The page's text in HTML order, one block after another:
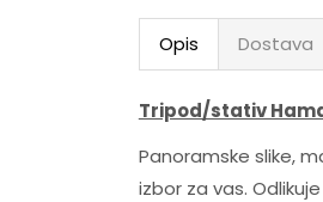
Opis Dostava
Tripod/stativ
Panoramske slike,
izbor za vas.